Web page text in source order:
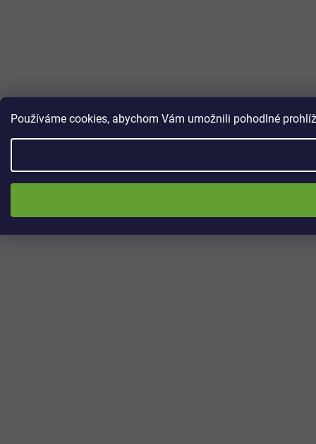
Používáme cookies, abychom Vám umožnili pohodlné